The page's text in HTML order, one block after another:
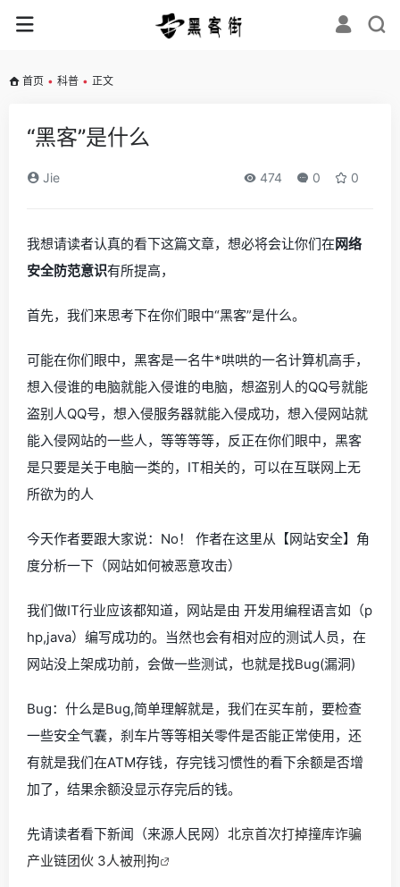
首页 • 科普 • 正文
“黑客”是什么
Jie 474 0 0
我想请读者认真的看下这篇文章，想必将会让你们在网络
安全防范意识有所提高，
首先，我们来思考下在你们眼中“黑客”是什么。
可能在你们眼中，黑客是一名牛*哄哄的一名计算机高手，
想入侵谁的电脑就能入侵谁的电脑，想盗别人的QQ号就能
盗别人QQ号，想入侵服务器就能入侵成功，想入侵网站就
能入侵网站的一些人，等等等等，反正在你们眼中，黑客
是只要是关于电脑一类的，IT相关的，可以在互联网上无
所欲为的人
今天作者要跟大家说：No！ 作者在这里从【网站安全】角
度分析一下（网站如何被恶意攻击）
我们做IT行业应该都知道，网站是由 开发用编程语言如（p
hp,java）编写成功的。当然也会有相对应的测试人员，在
网站没上架成功前，会做一些测试，也就是找Bug(漏洞)
Bug：什么是Bug,简单理解就是，我们在买车前，要检查
一些安全气囊，刹车片等等相关零件是否能正常使用，还
有就是我们在ATM存钱，存完钱习惯性的看下余额是否增
加了，结果余额没显示存完后的钱。
先请读者看下新闻（来源人民网） 北京首次打掉撞库诈骗
产业链团伙 3人被刑拘